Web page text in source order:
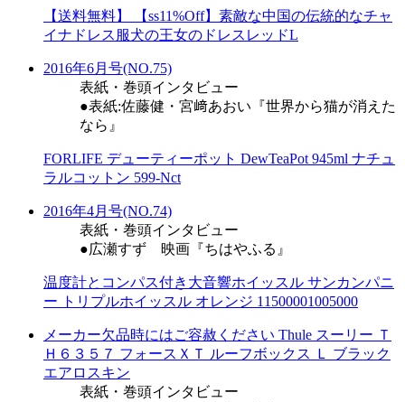
【送料無料】 【ss11%Off】素敵な中国の伝統的なチャ
イナドレス服犬の王女のドレスレッドL
2016年6月号(NO.75)
表紙・巻頭インタビュー
●表紙:佐藤健・宮﨑あおい『世界から猫が消えた
なら』
FORLIFE デューティーポット DewTeaPot 945ml ナチュ
ラルコットン 599-Nct
2016年4月号(NO.74)
表紙・巻頭インタビュー
●広瀬すず 映画『ちはやふる』
温度計とコンパス付き大音響ホイッスル サンカンパニ
ー トリプルホイッスル オレンジ 11500001005000
メーカー欠品時にはご容赦ください Thule スーリー Ｔ
Ｈ６３５７ フォースＸＴ ルーフボックス Ｌ ブラック
エアロスキン
表紙・巻頭インタビュー